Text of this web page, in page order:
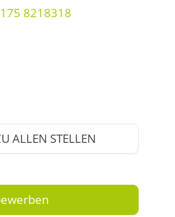
8218318
ALLEN STELLEN